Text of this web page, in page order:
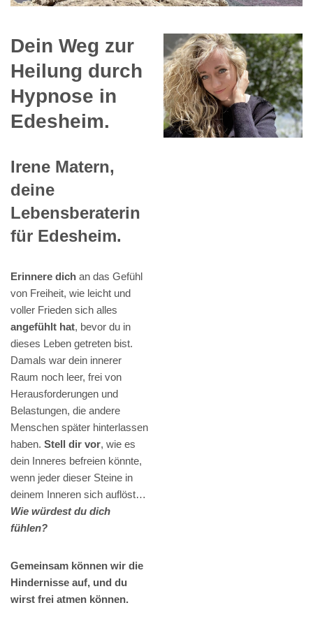
Dein Weg zur
Heilung durch
Hypnose in
Edesheim.
Irene Matern,
deine
Lebensberaterin
für Edesheim.
Erinnere dich an das Gefühl
von Freiheit, wie leicht und
voller Frieden sich alles
angefühlt hat, bevor du in
dieses Leben getreten bist.
Damals war dein innerer
Raum noch leer, frei von
Herausforderungen und
Belastungen, die andere
Menschen später hinterlassen
haben. Stell dir vor, wie es
dein Inneres befreien könnte,
wenn jeder dieser Steine in
deinem Inneren sich auflöst…
Wie würdest du dich
fühlen?
Gemeinsam können wir die
Hindernisse auf, und du
wirst frei atmen können.